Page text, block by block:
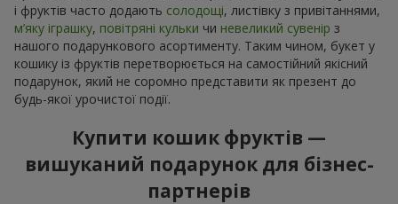
і фруктів часто додають солодощі, листівку з привітаннями,
м’яку іграшку, повітряні кульки чи невеликий сувенір з
нашого подарункового асортименту. Таким чином, букет у
кошику із фруктів перетворюється на самостійний якісний
подарунок, який не соромно представити як презент до
будь-якої урочистої події.
Купити кошик фруктів —
вишуканий подарунок для бізнес-
партнерів